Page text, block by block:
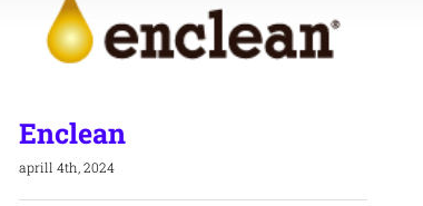
Enclean
aprill 4th, 2024